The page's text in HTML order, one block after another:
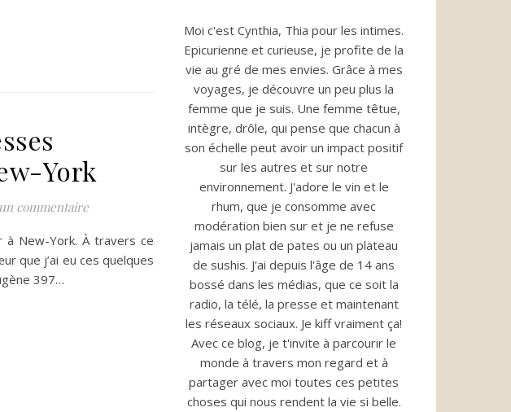
York
commentaire
New-York. À travers ce
que j’ai eu ces quelques
397…
Moi c'est Cynthia, Thia pour les intimes.
Epicurienne et curieuse, je profite de la
vie au gré de mes envies. Grâce à mes
voyages, je découvre un peu plus la
femme que je suis. Une femme têtue,
intègre, drôle, qui pense que chacun à
son échelle peut avoir un impact positif
sur les autres et sur notre
environnement. J'adore le vin et le
rhum, que je consomme avec
modération bien sur et je ne refuse
jamais un plat de pates ou un plateau
de sushis. J'ai depuis l'âge de 14 ans
bossé dans les médias, que ce soit la
radio, la télé, la presse et maintenant
les réseaux sociaux. Je kiff vraiment ça!
Avec ce blog, je t'invite à parcourir le
monde à travers mon regard et à
partager avec moi toutes ces petites
choses qui nous rendent la vie si belle.